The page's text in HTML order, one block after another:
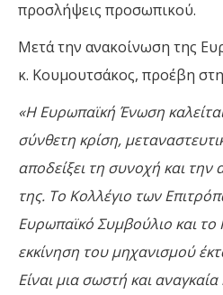
προσλήψεις προσωπικού.
Μετά την ανακοίνωση της
κ. Κουμουτσάκος, προέβη
«Η Ευρωπαϊκή Ένωση
σύνθετη κρίση,
αποδείξει τη συνοχή και την
της. Το Κολλέγιο των
Ευρωπαϊκό Συμβούλιο και το
εκκίνηση του μηχανισμού
Είναι μια σωστή και